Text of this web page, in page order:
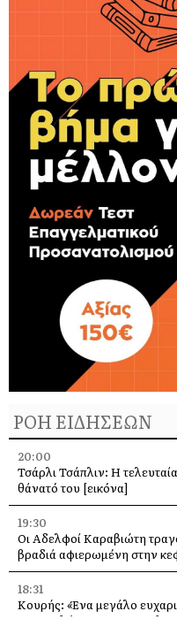
ΡΟΗ ΕΙΔΗΣΕΩΝ
20:00
Τσάρλι Τσάπλιν: Η
θάνατό του [εικόνα]
19:30
Οι Αδελφοί Καραβιώτη
βραδιά αφιερωμένη στην
18:31
Κουρής: «Ένα μεγάλο
με τις φλόγες στην